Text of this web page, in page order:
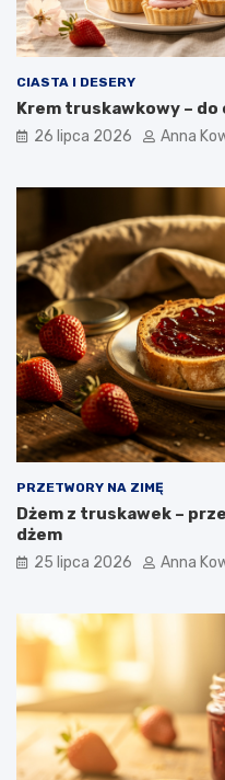
CIASTA I DESERY
Krem truskawkowy –
26 lipca 2026 Anna
PRZETWORY NA ZIMĘ
Dżem z truskawek –
dżem
25 lipca 2026 Anna